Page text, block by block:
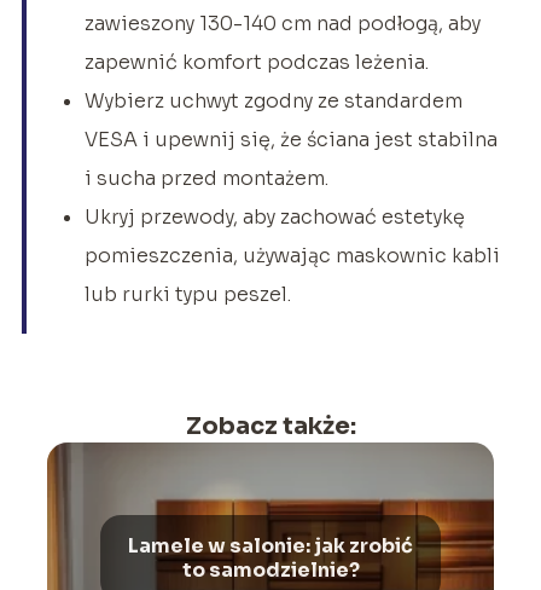
zawieszony 130-140 cm nad podłogą, aby
zapewnić komfort podczas leżenia.
Wybierz uchwyt zgodny ze standardem
VESA i upewnij się, że ściana jest stabilna
i sucha przed montażem.
Ukryj przewody, aby zachować estetykę
pomieszczenia, używając maskownic kabli
lub rurki typu peszel.
Zobacz także:
Lamele w salonie: jak zrobić
to samodzielnie?